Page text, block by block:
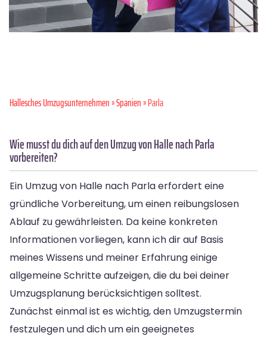
Hallesches Umzugsunternehmen»Spanien» Parla
Wie musst du dich auf den Umzug von Halle nach Parla
vorbereiten?
Ein Umzug von Halle nach Parla erfordert eine
gründliche Vorbereitung, um einen reibungslosen
Ablauf zu gewährleisten. Da keine konkreten
Informationen vorliegen, kann ich dir auf Basis
meines Wissens und meiner Erfahrung einige
allgemeine Schritte aufzeigen, die du bei deiner
Umzugsplanung berücksichtigen solltest.
Zunächst einmal ist es wichtig, den Umzugstermin
festzulegen und dich um ein geeignetes